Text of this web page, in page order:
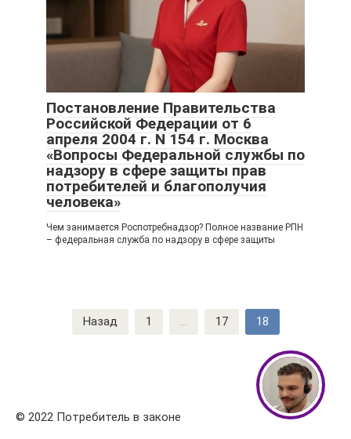
Постановление Правительства
Российской Федерации от 6
апреля 2004 г. N 154 г. Москва
«Вопросы Федеральной службы по
надзору в сфере защиты прав
потребителей и благополучия
человека»
Чем занимается Роспотребнадзор? Полное название РПН
– федеральная служба по надзору в сфере защиты
Назад 1 ... 17 18
© 2022 Потребитель в законе